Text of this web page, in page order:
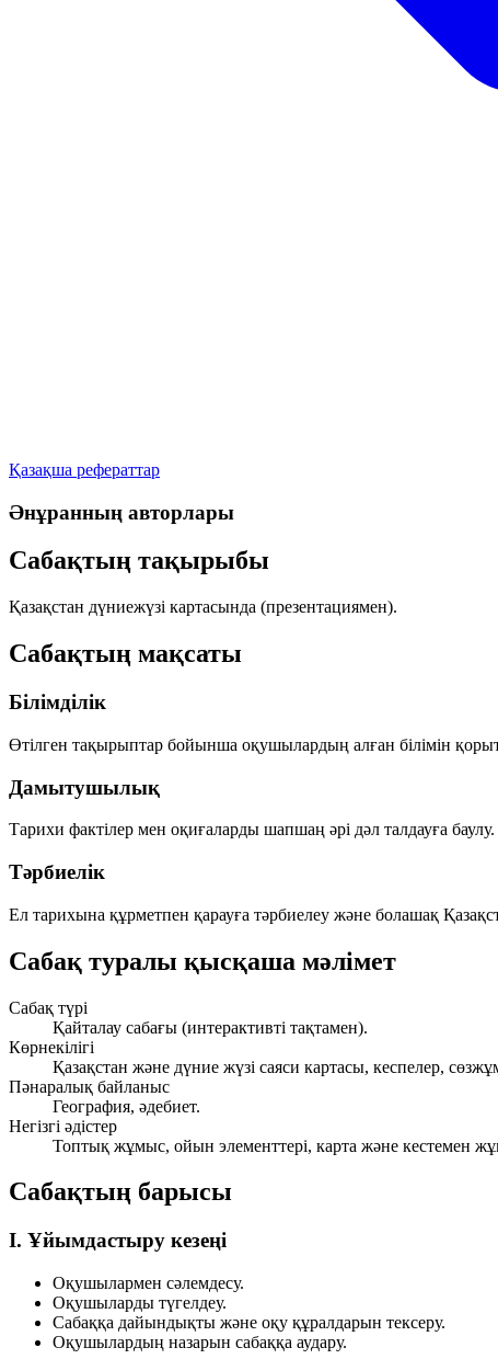
Қазақша рефераттар
Әнұранның авторлары
Сабақтың тақырыбы
Қазақстан дүниежүзі картасында (презентациямен).
Сабақтың мақсаты
Білімділік
Өтілген тақырыптар бойынша оқушылардың алған білімін
Дамытушылық
Тарихи фактілер мен оқиғаларды шапшаң әрі дәл талдауға
Тәрбиелік
Ел тарихына құрметпен қарауға тәрбиелеу және болашақ
Сабақ туралы қысқаша мәлімет
Сабақ түрі
Қайталау сабағы (интерактивті тақтамен).
Көрнекілігі
Қазақстан және дүние жүзі саяси картасы, кеспелер,
Пәнаралық байланыс
География, әдебиет.
Негізгі әдістер
Топтық жұмыс, ойын элементтері, карта және кестемен
Сабақтың барысы
I. Ұйымдастыру кезеңі
Оқушылармен сәлемдесу.
Оқушыларды түгелдеу.
Сабаққа дайындықты және оқу құралдарын тексеру.
Оқушылардың назарын сабаққа аудару.